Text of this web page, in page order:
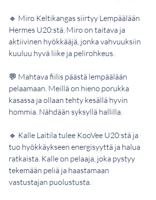
🔹 Miro Keltikangas siirtyy Lempäälään
Hermes U20:stä. Miro on taitava ja
aktiivinen hyökkääjä, jonka vahvuuksiin
kuuluu hyvä liike ja pelirohkeus.
💬 Mahtava fiilis päästä lempäälään
pelaamaan. Meillä on hieno porukka
kasassa ja ollaan tehty kesällä hyvin
hommia. Nähdään syksyllä hallilla.
🔹 Kalle Laitila tulee KooVee U20:stä ja
tuo hyökkäykseen energisyyttä ja halua
ratkaista. Kalle on pelaaja, joka pystyy
tekemään peliä ja haastamaan
vastustajan puolustusta.